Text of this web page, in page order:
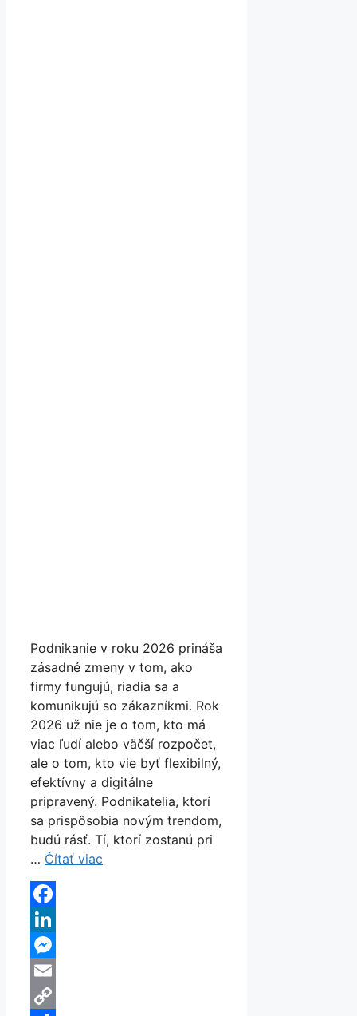
Podnikanie v roku 2026 prináša
zásadné zmeny v tom, ako
firmy fungujú, riadia sa a
komunikujú so zákazníkmi. Rok
2026 už nie je o tom, kto má
viac ľudí alebo väčší rozpočet,
ale o tom, kto vie byť flexibilný,
efektívny a digitálne
pripravený. Podnikatelia, ktorí
sa prispôsobia novým trendom,
budú rásť. Tí, ktorí zostanú pri
… Čítať viac
Facebook
LinkedIn
Messenger
Email